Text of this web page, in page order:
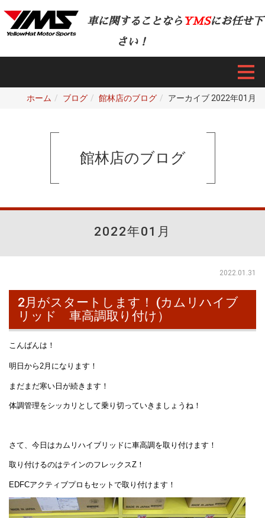
車に関することなら YMSにお任せ下
さい！
ホーム ブログ 館林店のブログ アーカイブ 2022年01月
館林店のブログ
2022年01月
2022.01.31
2月がスタートします！ (カムリハイブ
リッド 車高調取り付け）
こんばんは！
明日から2月になります！
まだまだ寒い日が続きます！
体調管理をシッカリとして乗り切っていきましょうね！
さて、今日はカムリハイブリッドに車高調を取り付けます！
取り付けるのはテインのフレックスZ！
EDFCアクティブプロもセットで取り付けます！